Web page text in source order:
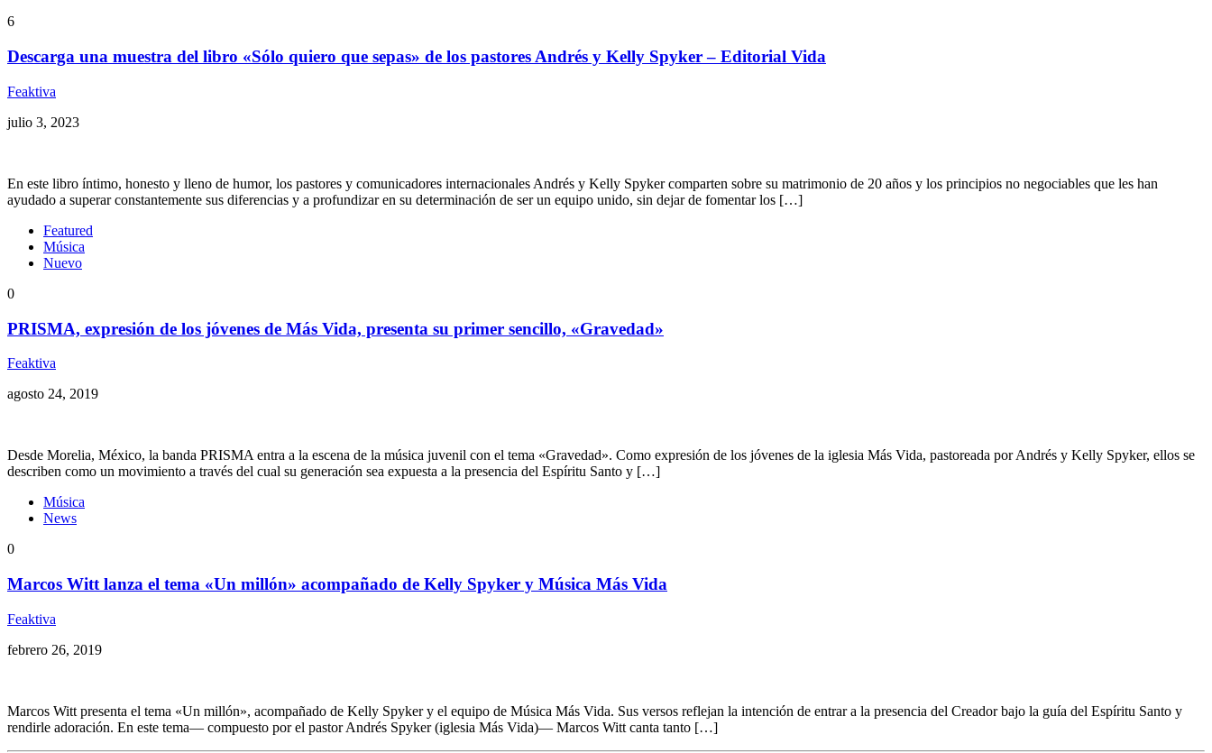
6
Descarga una muestra del libro «Sólo quiero que sepas» de los pastores Andrés y Kelly Spyker – Editorial Vida
Feaktiva
julio 3, 2023
En este libro íntimo, honesto y lleno de humor, los pastores y comunicadores internacionales Andrés y Kelly Spyker comparten sobre su matrimonio de 20 años y los principios no negociables que les han
ayudado a superar constantemente sus diferencias y a profundizar en su determinación de ser un equipo unido, sin dejar de fomentar los […]
Featured
Música
Nuevo
0
PRISMA, expresión de los jóvenes de Más Vida, presenta su primer sencillo, «Gravedad»
Feaktiva
agosto 24, 2019
Desde Morelia, México, la banda PRISMA entra a la escena de la música juvenil con el tema «Gravedad». Como expresión de los jóvenes de la iglesia Más Vida, pastoreada por Andrés y Kelly Spyker, ellos se
describen como un movimiento a través del cual su generación sea expuesta a la presencia del Espíritu Santo y […]
Música
News
0
Marcos Witt lanza el tema «Un millón» acompañado de Kelly Spyker y Música Más Vida
Feaktiva
febrero 26, 2019
Marcos Witt presenta el tema «Un millón», acompañado de Kelly Spyker y el equipo de Música Más Vida. Sus versos reflejan la intención de entrar a la presencia del Creador bajo la guía del Espíritu Santo y
rendirle adoración. En este tema— compuesto por el pastor Andrés Spyker (iglesia Más Vida)— Marcos Witt canta tanto […]